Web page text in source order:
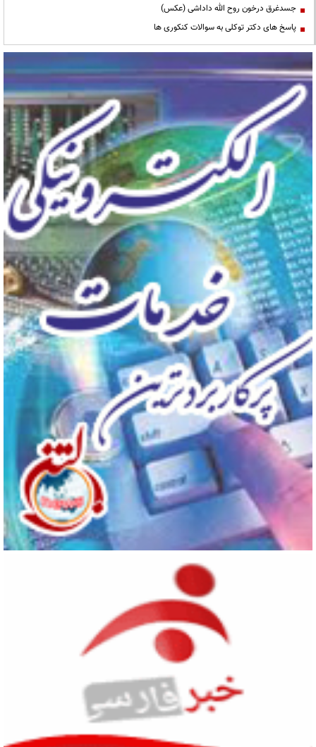
جسدغرق درخون روح الله داداشی (عکس)
پاسخ های دکتر توکلی به سوالات کنکوری ها